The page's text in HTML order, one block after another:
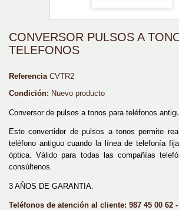
CONVERSOR PULSOS A
TELEFONOS
Referencia CVTR2
Condición: Nuevo producto
Conversor de pulsos a tonos para teléfonos
Este convertidor de pulsos a tonos permite
teléfono antiguo cuando la línea de telefonía
óptica. Válido para todas las compañías
consúltenos.
3 AÑOS DE GARANTIA.
Teléfonos de atención al cliente: 987 45 00 62 -